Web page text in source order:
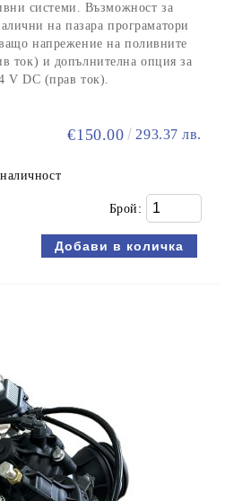
системи. Възможност за
на пазара програматори
напрежение на поливните
ток) и допълнителна опция за
V DC (прав ток).
€150.00 293.37 лв.
Брой: